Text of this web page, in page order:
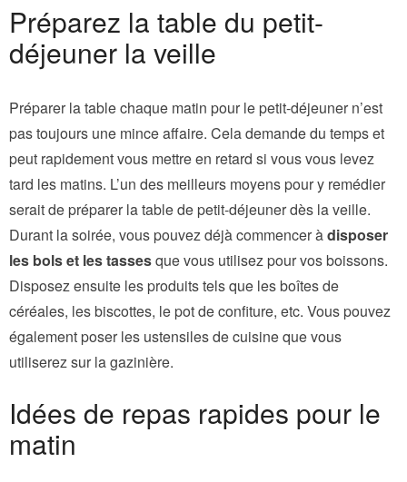
Préparez la table du petit-
déjeuner la veille
Préparer la table chaque matin pour le petit-déjeuner n’est
pas toujours une mince affaire. Cela demande du temps et
peut rapidement vous mettre en retard si vous vous levez
tard les matins. L’un des meilleurs moyens pour y remédier
serait de préparer la table de petit-déjeuner dès la veille.
Durant la soirée, vous pouvez déjà commencer àdisposer
les bols et les tassesque vous utilisez pour vos boissons.
Disposez ensuite les produits tels que les boîtes de
céréales, les biscottes, le pot de confiture, etc. Vous pouvez
également poser les ustensiles de cuisine que vous
utiliserez sur la gazinière.
Idées de repas rapides pour le
matin